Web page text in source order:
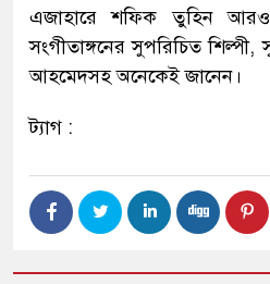
এজাহারে শফিক তুহিন আরও
সংগীতাঙ্গনের সুপরিচিত
আহমেদসহ অনেকেই জানেন।
ট্যাগ :